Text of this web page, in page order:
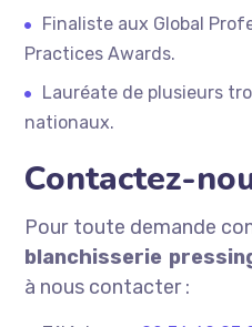
Finaliste aux Global
Practices Awards.
Lauréate de plusieurs
nationaux.
Contactez-
Pour toute demande
blanchisserie
à nous contacter :